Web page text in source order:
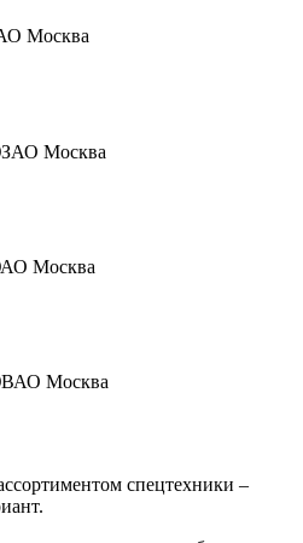
Москва
Москва
Москва
Москва
спецтехники –